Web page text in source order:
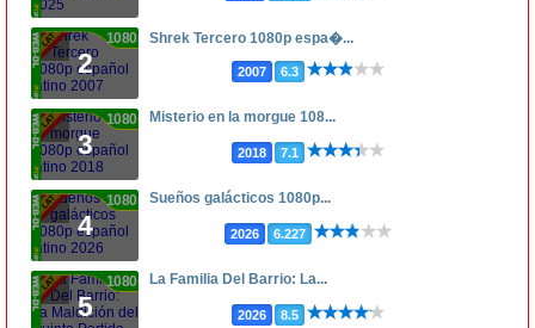
2
1080p Shrek Tercero 1080p espa�...
2007 6.3
3
1080p Misterio en la morgue 108...
2018 7.1
4
1080p Sueños galácticos 1080p...
2026 6.227
5
1080p La Familia Del Barrio: La...
2026 8.5